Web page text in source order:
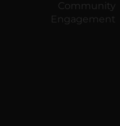
Community
Engagement